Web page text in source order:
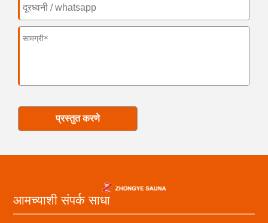
प्रस्तुत करणे
आमच्याशी संपर्क साधा